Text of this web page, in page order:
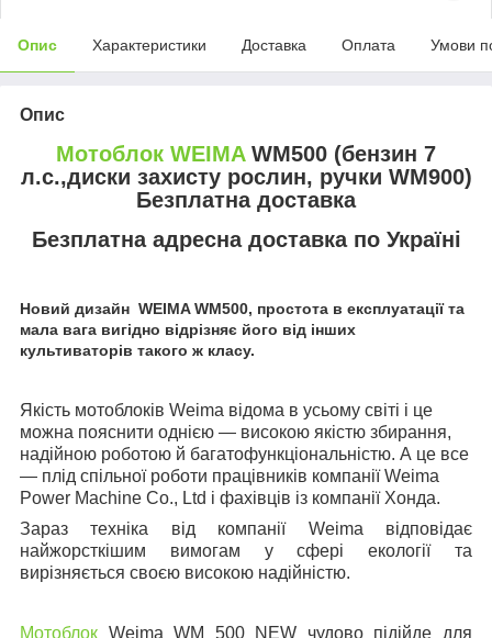
Опис Характеристики Доставка Оплата Умови
Опис
Мотоблок WEIMAWM500 (бензин 7
л.с.,диски захисту рослин, ручки WM900)
Безплатна доставка
Безплатна адресна доставка по Україні
Новий дизайн WEIMA WM500, простота в експлуатації та
мала вага вигідно відрізняє його від інших
культиваторів такого ж класу.
Якість мотоблоків Weima відома в усьому світі і це
можна пояснити однією — високою якістю збирання,
надійною роботою й багатофункціональністю. А це все
— плід спільної роботи працівників компанії Weima
Power Machine Co., Ltd і фахівців із компанії Хонда.
Зараз техніка від компанії Weima відповідає
найжорсткішим вимогам у сфері екології та
вирізняється своєю високою надійністю.
Мотоблок Weima WM 500 NEW чудово підійде для